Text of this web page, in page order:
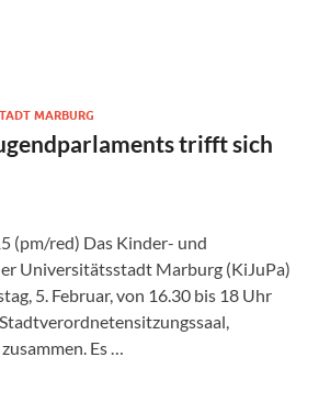
MARBURG
trifft sich
(pm/red) Das Kinder- und
Universitätsstadt Marburg (KiJuPa)
5. Februar, von 16.30 bis 18 Uhr
Es …